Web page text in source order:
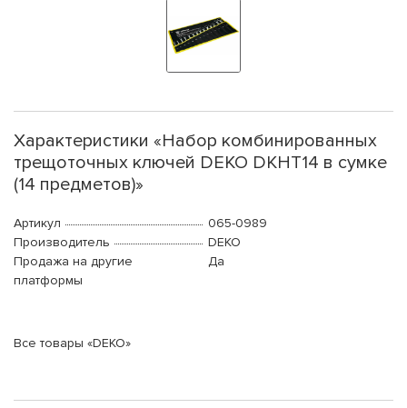
Характеристики «Набор комбинированных
трещоточных ключей DEKO DKHT14 в сумке
(14 предметов)»
Артикул
065-0989
Производитель
DEKO
Продажа на другие
платформы
Да
Все товары «DEKO»